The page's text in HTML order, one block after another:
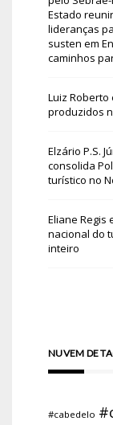
Estado
lideranças
susten em
caminhos
Luiz Roberto
produzidos
Elzário P.S.
consolida
turístico no
Eliane Regis
nacional do
inteiro
NUVEM DE
#cabedelo